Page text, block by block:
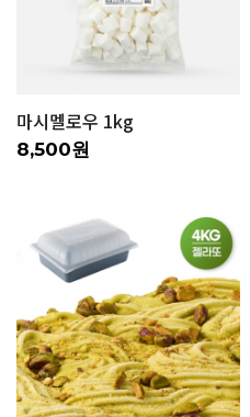
마시멜로우 1kg
8,500원